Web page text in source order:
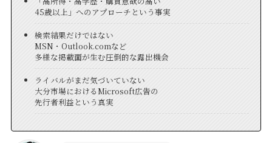
45歳以上」へのアプローチという事実
検索結果だけではない
MSN・Outlook.comなど
多様な掲載面が生む圧倒的な露出機会
ライバルがまだ気づいていない
大分市場におけるMicrosoft広告の
先行者利益という真実